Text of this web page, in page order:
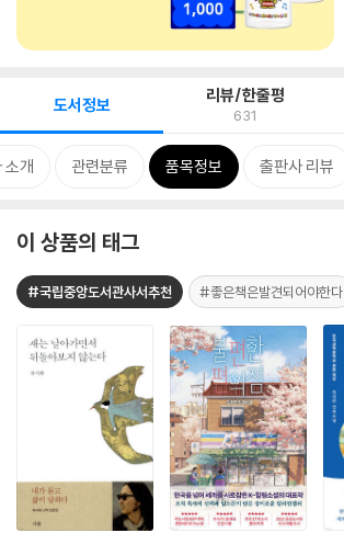
도서정보 리뷰/한줄평
631
소개 관련분류 품목정보 출판사 리뷰
이 상품의 태그
#국립중앙도서관사서추천 #좋은책은발견되어야한다